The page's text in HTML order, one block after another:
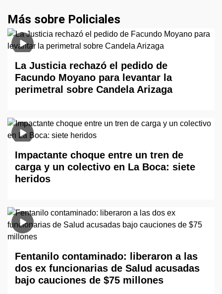
Más sobre Policiales
La Justicia rechazó el pedido de
Facundo Moyano para levantar la
perimetral sobre Candela Arizaga
Impactante choque entre un tren de
carga y un colectivo en La Boca: siete
heridos
Fentanilo contaminado: liberaron a las
dos ex funcionarias de Salud acusadas
bajo cauciones de $75 millones